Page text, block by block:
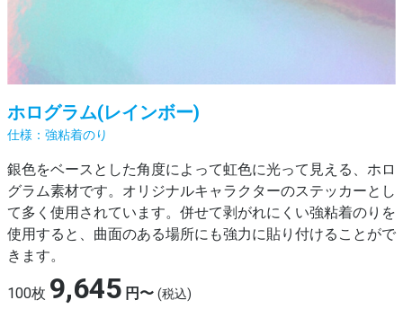
ホログラム(レインボー)
強粘着のり
銀色をベースとした角度によって虹色に光って見える、ホロ
グラム素材です。オリジナルキャラクターのステッカーとし
て多く使用されています。併せて剥がれにくい強粘着のりを
使用すると、曲面のある場所にも強力に貼り付けることがで
きます。
100枚 9,645 円〜 (税込)